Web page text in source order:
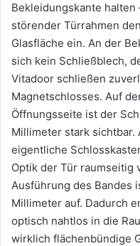
Bekleidungskante
störender Türrahmen
Glasfläche ein. An der
sich kein Schließblech,
Vitadoor schließen
Magnetschlosses. Auf
Öffnungsseite ist der
Millimeter stark
eigentliche
Optik der Tür raumseitig
Ausführung des Bandes
Millimeter auf. Dadurch
optisch nahtlos in die
wirklich flächenbündige